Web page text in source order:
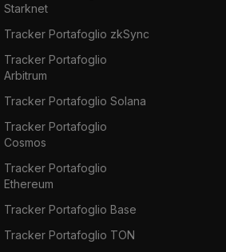
Starknet
Tracker Portafoglio zkSync
Tracker Portafoglio
Arbitrum
Tracker Portafoglio Solana
Tracker Portafoglio
Cosmos
Tracker Portafoglio
Ethereum
Tracker Portafoglio Base
Tracker Portafoglio TON